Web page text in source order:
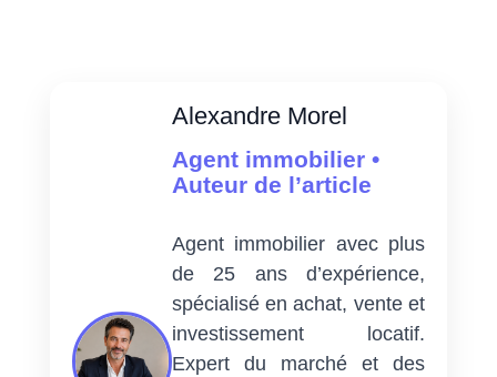
Alexandre Morel
Agent immobilier •
Auteur de l’article
Agent immobilier avec plus
de 25 ans d’expérience,
spécialisé en achat, vente et
investissement locatif.
Expert du marché et des